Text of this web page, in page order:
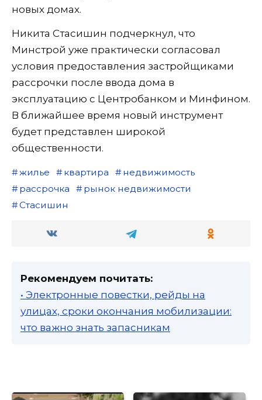
новых домах.
Никита Стасишин подчеркнул, что
Минстрой уже практически согласовал
условия предоставления застройщиками
рассрочки после ввода дома в
эксплуатацию с Центробанком и Минфином.
В ближайшее время новый инструмент
будет представлен широкой
общественности.
жилье квартира
недвижимость
рассрочка
рынок недвижимости
Стасишин
Рекомендуем почитать:
• Электронные повестки, рейды на
улицах, сроки окончания мобилизации:
что важно знать запасникам